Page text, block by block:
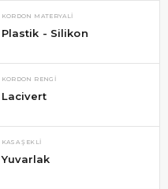
KORDON MATERYALI
Plastik - Silikon
KORDON RENGI
Lacivert
KASA ŞEKLI
Yuvarlak